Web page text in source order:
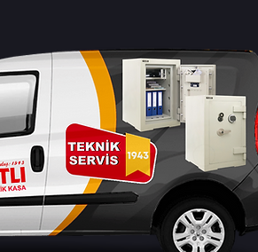
www.celikkasa-servis.com
www.celikkasa-tasima.com